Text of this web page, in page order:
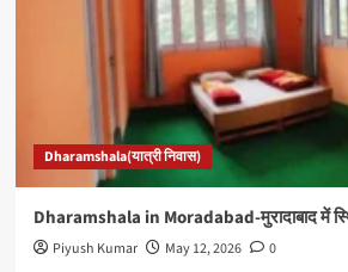
Dharamshala(यात्री निवास)
Dharamshala in Moradabad-मुरादाबाद में
Piyush Kumar May 12, 2026 0